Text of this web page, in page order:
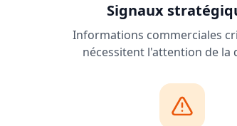
Signaux
Informations commerciales
nécessitent l'attention de la